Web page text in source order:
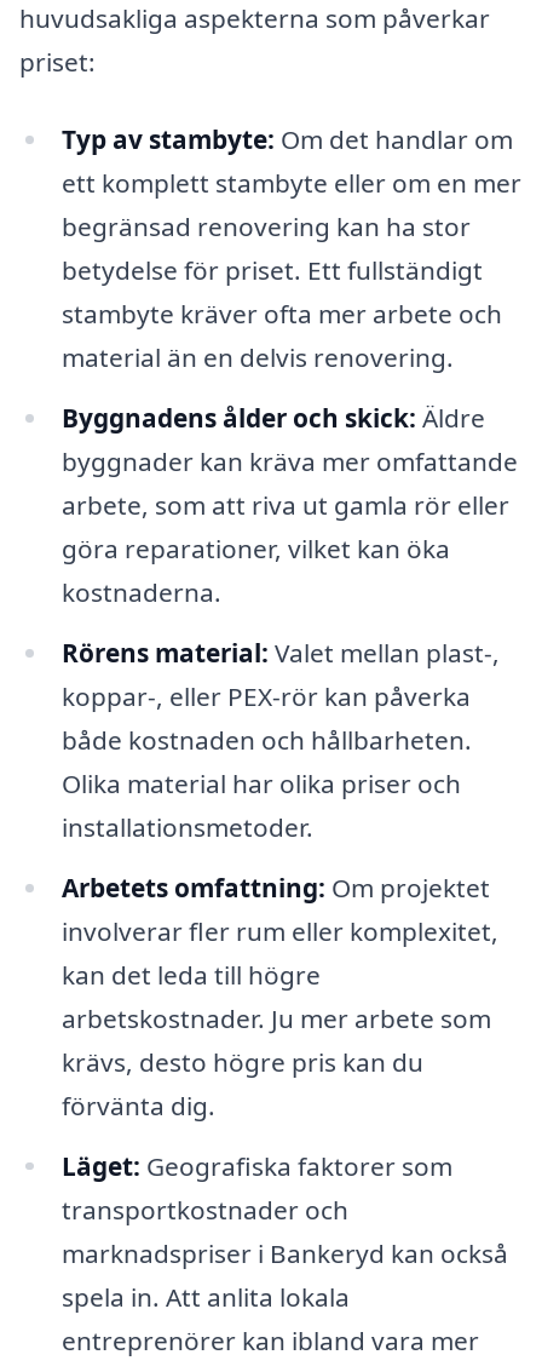
huvudsakliga aspekterna som påverkar
priset:
Typ av stambyte: Om det handlar om
ett komplett stambyte eller om en mer
begränsad renovering kan ha stor
betydelse för priset. Ett fullständigt
stambyte kräver ofta mer arbete och
material än en delvis renovering.
Byggnadens ålder och skick: Äldre
byggnader kan kräva mer omfattande
arbete, som att riva ut gamla rör eller
göra reparationer, vilket kan öka
kostnaderna.
Rörens material: Valet mellan plast-,
koppar-, eller PEX-rör kan påverka
både kostnaden och hållbarheten.
Olika material har olika priser och
installationsmetoder.
Arbetets omfattning: Om projektet
involverar fler rum eller komplexitet,
kan det leda till högre
arbetskostnader. Ju mer arbete som
krävs, desto högre pris kan du
förvänta dig.
Läget: Geografiska faktorer som
transportkostnader och
marknadspriser i Bankeryd kan också
spela in. Att anlita lokala
entreprenörer kan ibland vara mer